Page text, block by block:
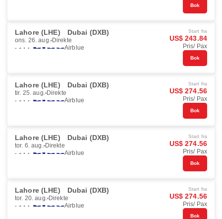
Bok
Lahore (LHE) Dubai (DXB)
ons. 26. aug. Direkte
Airblue
Start fra
US$ 243.84
Pris/ Pax
Bok
Lahore (LHE) Dubai (DXB)
tir. 25. aug. Direkte
Airblue
Start fra
US$ 274.56
Pris/ Pax
Bok
Lahore (LHE) Dubai (DXB)
tor. 6. aug. Direkte
Airblue
Start fra
US$ 274.56
Pris/ Pax
Bok
Lahore (LHE) Dubai (DXB)
tor. 20. aug. Direkte
Airblue
Start fra
US$ 274.56
Pris/ Pax
Bok